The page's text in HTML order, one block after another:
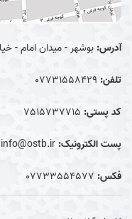
آدرس: بوشهر - میدان امام -
تلفن: 07731558429
کد پستی: 7515737715
پست الکترونیک: info@ostb.ir
فکس: 07733554577